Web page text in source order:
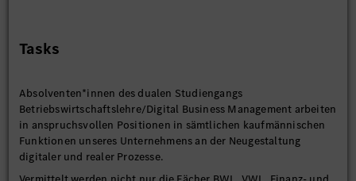
Tasks
Absolventen*innen des dualen Studiengangs
Betriebswirtschaftslehre/Digital Business Management arbeiten
in anspruchsvollen Positionen in sämtlichen kaufmännischen
Funktionen unseres Unternehmens an der Neugestaltung
digitaler und realer Prozesse.